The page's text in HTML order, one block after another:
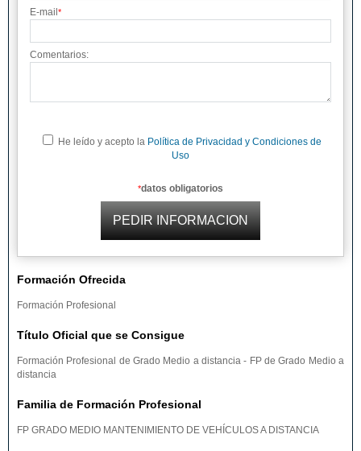
E-mail *
Comentarios:
He leído y acepto la Política de Privacidad y Condiciones de
Uso
*datos obligatorios
Formación Ofrecida
Formación Profesional
Título Oficial que se Consigue
Formación Profesional de Grado Medio a distancia - FP de Grado Medio a
distancia
Familia de Formación Profesional
FP GRADO MEDIO MANTENIMIENTO DE VEHÍCULOS A DISTANCIA